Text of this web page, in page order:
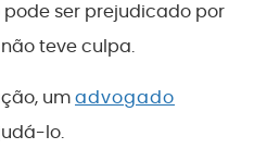
ser prejudicado por
teve culpa.
umadvogado
lo.